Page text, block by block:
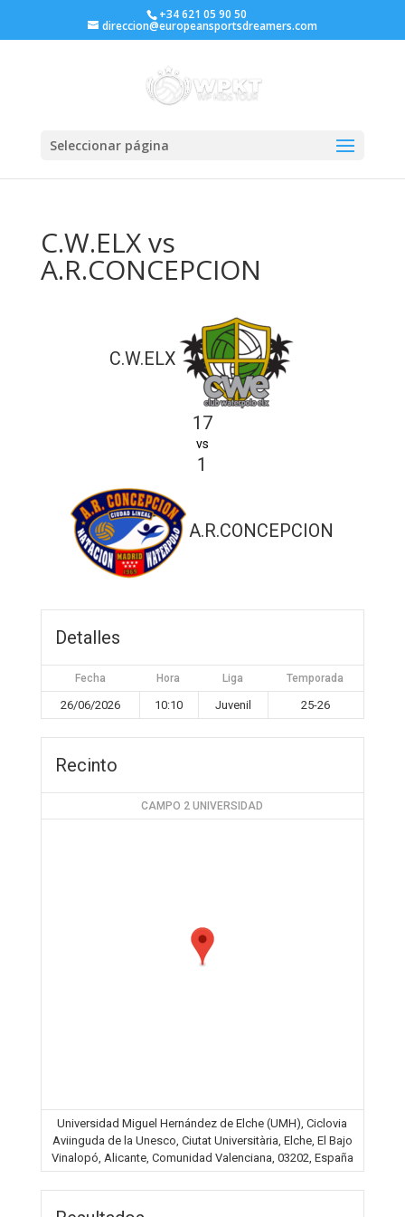
+34 621 05 90 50
direccion@europeansportsdreamers.com
Seleccionar página
C.W.ELX vs
A.R.CONCEPCION
C.W.ELX
17
vs
1
A.R.CONCEPCION
Detalles
Fecha Hora Liga Temporada
26/06/2026 10:10 Juvenil 25-26
Recinto
CAMPO 2 UNIVERSIDAD
Universidad Miguel Hernández de Elche (UMH), Ciclovia
Aviinguda de la Unesco, Ciutat Universitària, Elche, El Bajo
Vinalopó, Alicante, Comunidad Valenciana, 03202, España